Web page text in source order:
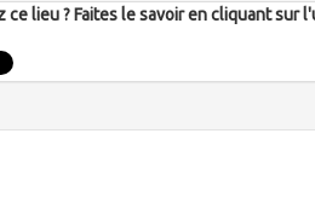
ce lieu ? Faites le savoir en cliquant sur